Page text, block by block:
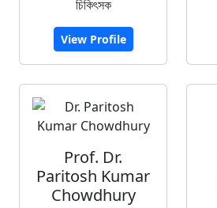
চিকিৎসক
View Profile
Prof. Dr.
Paritosh Kumar
Chowdhury